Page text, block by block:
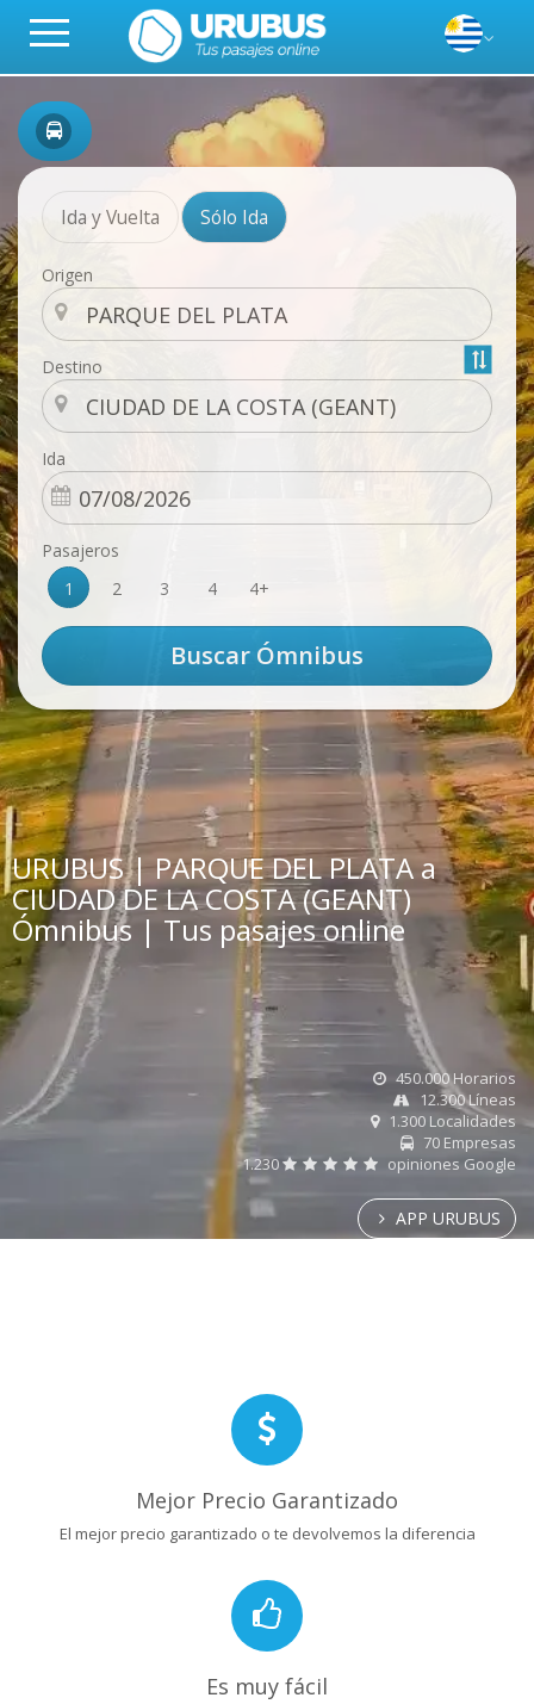
Ida y Vuelta Sólo Ida
Origen
Destino
Ida
Pasajeros
1
2 3 4 4+
URUBUS | PARQUE DEL PLATA a
CIUDAD DE LA COSTA (GEANT)
Ómnibus | Tus pasajes online
450.000 Horarios
12.300 Líneas
1.300 Localidades
70 Empresas
1.230
opiniones Google
APP URUBUS
Mejor Precio Garantizado
El mejor precio garantizado o te devolvemos la diferencia
Es muy fácil